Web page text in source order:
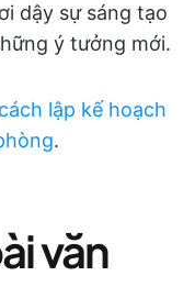
dậy sự sáng tạo
ý tưởng mới.
cách lập kế hoạch
.
văn